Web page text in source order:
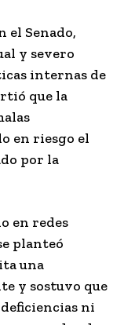
el Senado,
y severo
internas de
que la
en riesgo el
por la
en redes
planteó
una
y sostuvo que
ni